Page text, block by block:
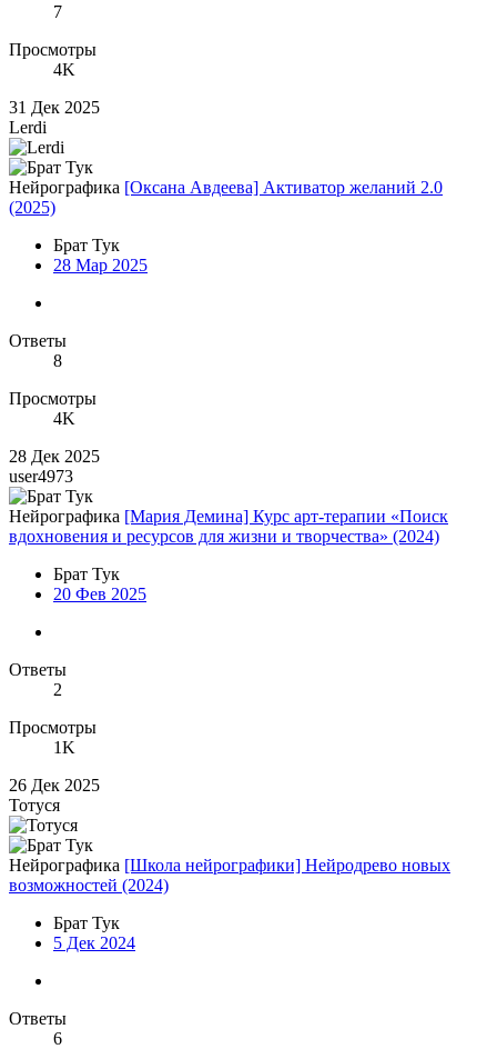
7
Просмотры
4K
31 Дек 2025
Lerdi
Нейрографика [Оксана Авдеева] Активатор желаний 2.0
(2025)
Брат Тук
28 Мар 2025
Ответы
8
Просмотры
4K
28 Дек 2025
user4973
Нейрографика [Мария Демина] Курс арт-терапии «Поиск
вдохновения и ресурсов для жизни и творчества» (2024)
Брат Тук
20 Фев 2025
Ответы
2
Просмотры
1K
26 Дек 2025
Тотуся
Нейрографика [Школа нейрографики] Нейродрево новых
возможностей (2024)
Брат Тук
5 Дек 2024
Ответы
6